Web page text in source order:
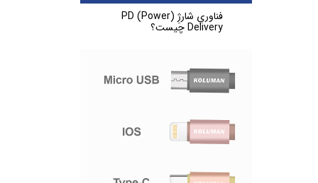
فناوریِ شارژِ (PD (Power
Delivery چیست؟